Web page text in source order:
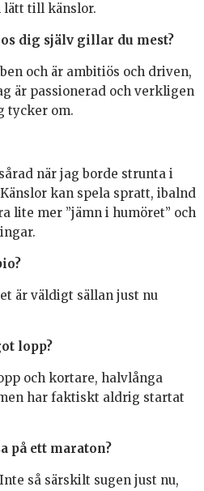
lätt till känslor.
dig själv gillar du mest?
och är ambitiös och driven,
är passionerad och verkligen
tycker om.
när jag borde strunta i
kan spela spratt, ibalnd
lite mer ”jämn i humöret” och
är väldigt sällan just nu
lopp?
och kortare, halvlånga
har faktiskt aldrig startat
på ett maraton?
så särskilt sugen just nu,